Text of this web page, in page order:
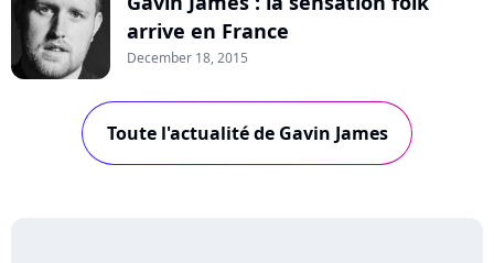
arrive en France
December 18, 2015
Toute l'actualité de Gavin James